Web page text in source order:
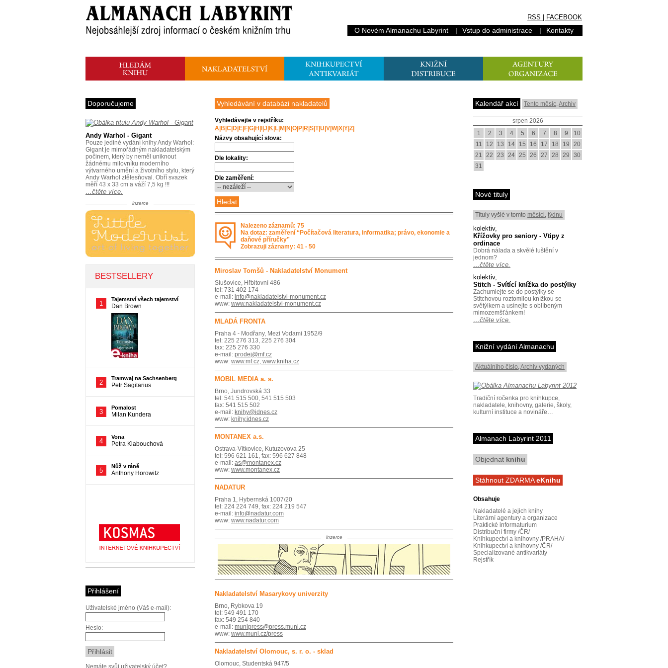
RSS FACEBOOK
O Novém Almanachu Labyrint | Vstup do administrace | Kontakty
Vyhledávání v databázi nakladatelů
Vyhledávejte v rejstříku:
A B C D E F G H J K L M N O P R S T|U V W|X Y Z
Názvy obsahující slova:
Dle lokality:
Dle zaměření:
Nalezeno záznamů: 75
Na dotaz: zaměření “Počítačová literatura, informatika; právo, ekonomie a
daňové příručky”
Zobrazuji záznamy: 41 - 50
Miroslav Tomšů - Nakladatelství Monument
Slušovice, Hřbitovní 486
tel: 731 402 174
e-mail: info@nakladatelstvi-monument.cz
www: www.nakladatelstvi-monument.cz
MLADÁ FRONTA
Praha 4 - Modřany, Mezi Vodami 1952/9
tel: 225 276 313, 225 276 304
fax: 225 276 330
e-mail: prodej@mf.cz
www: www.mf.cz, www.kniha.cz
MOBIL MEDIA a. s.
Brno, Jundrovská 33
tel: 541 515 500, 541 515 503
fax: 541 515 502
e-mail: knihy@idnes.cz
www: knihy.idnes.cz
MONTANEX a.s.
Ostrava-Vítkovice, Kutuzovova 25
tel: 596 621 161, fax: 596 627 848
e-mail: as@montanex.cz
www: www.montanex.cz
NADATUR
Praha 1, Hybernská 1007/20
tel: 224 224 749, fax: 224 219 547
e-mail: info@nadatur.com
www: www.nadatur.com
inzerce
Nakladatelství Masarykovy univerzity
Brno, Rybkova 19
tel: 549 491 170
fax: 549 254 840
e-mail: munipress@press.muni.cz
www: www.muni.cz/press
Nakladatelství Olomouc, s. r. o. - sklad
Olomouc, Studentská 947/5
Doporučujeme
Andy Warhol - Gigant
Pouze jediné vydání knihy Andy Warhol:
Gigant je mimořádným nakladatelským
počinem, který by neměl uniknout
žádnému milovníku moderního
výtvarného umění a životního stylu, který
Andy Warhol ztělesňoval. Obří svazek
měří 43 x 33 cm a váží 7,5 kg !!!
…čtěte více.
inzerce
Přihlášení
Uživatelské jméno (Váš e-mail):
Heslo:
Nemáte svůj uživatelský účet?
Kalendář akcí Tento měsíc,Archiv
srpen 2026
1
2 3 4 5 6 7 8 9
10
11
12 13 14 15 16 17 18 19
20
21
22 23 24 25 26 27 28 29
30
31
Nové tituly
Tituly vyšlé v tomto měsíci, týdnu
kolektiv,
Křížovky pro seniory - Vtipy z
ordinace
Dobrá nálada a skvělé luštění v
jednom?
…čtěte více.
kolektiv,
Stitch - Svítící knížka do postýlky
Zachumlejte se do postýlky se
Stitchovou roztomilou knížkou se
světýlkem a usínejte s oblíbeným
mimozemšťánkem!
…čtěte více.
Knižní vydání Almanachu
Aktuálního číslo,Archiv vydaných
Tradiční ročenka pro knihkupce,
nakladatele, knihovny, galerie, školy,
kulturní instituce a novináře…
Almanach Labyrint 2011
Objednat knihu
Stáhnout ZDARMAeKnihu
Obsahuje
Nakladatelé a jejich knihy
Literární agentury a organizace
Praktické informaturium
Distribuční firmy /ČR/
Knihkupectví a knihovny /PRAHA/
Knihkupectví a knihovny /ČR/
Specializované antikvariáty
Rejstřík